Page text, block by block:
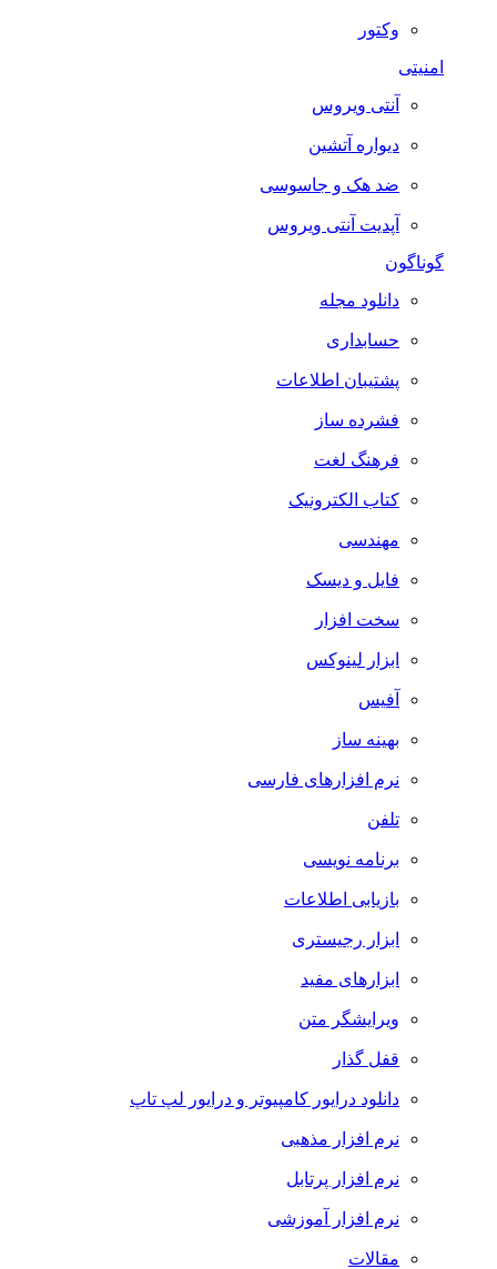
وکتور
امنیتی
آنتی ویروس
دیواره آتشین
ضد هک و جاسوسی
آپدیت آنتی ویروس
گوناگون
دانلود مجله
حسابداری
پشتیبان اطلاعات
فشرده ساز
فرهنگ لغت
کتاب الکترونیک
مهندسی
فایل و دیسک
سخت افزار
ابزار لینوکس
آفیس
بهینه ساز
نرم افزارهای فارسی
تلفن
برنامه نویسی
بازیابی اطلاعات
ابزار رجیستری
ابزارهای مفید
ویرایشگر متن
قفل گذار
دانلود درایور کامپیوتر و درایور لپ تاپ
نرم افزار مذهبی
نرم افزار پرتابل
نرم افزار آموزشی
مقالات